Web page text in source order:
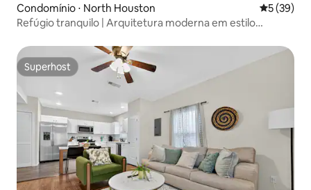
Condomínio ⋅ North Houston 5 de uma
5 (39)
Refúgio tranquilo | Arquitetura moderna em estilo
Superhost
Superhost